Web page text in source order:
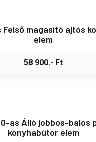
magasító ajtós
elem
58 900.- Ft
as Álló jobbos-balos
konyhabútor elem